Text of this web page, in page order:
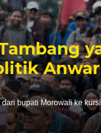
yang
Hafid
kursi gubernur